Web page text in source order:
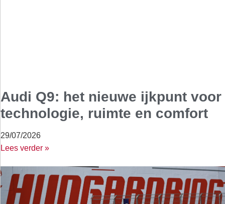
Audi Q9: het nieuwe ijkpunt voor
technologie, ruimte en comfort
29/07/2026
Lees verder »